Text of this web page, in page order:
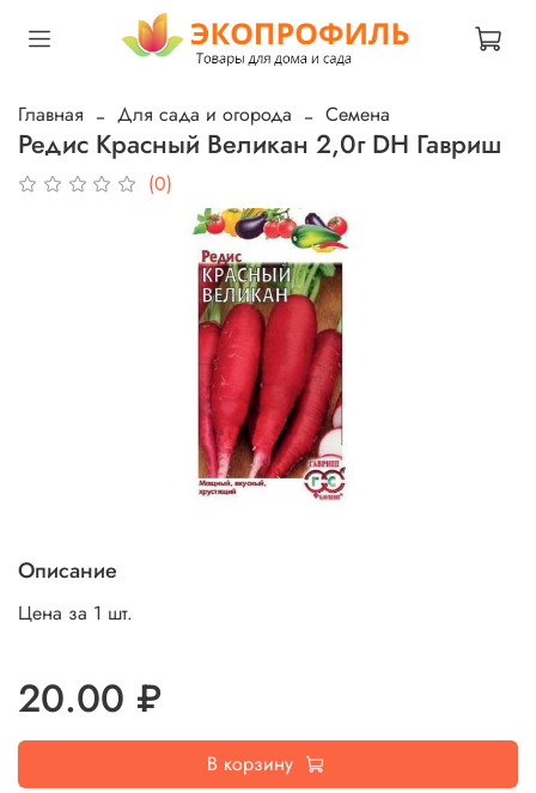
Главная Для сада и огорода Семена
Редис Красный Великан 2,0г DH Гавриш
(0)
Описание
Цена за 1 шт.
20.00 ₽
В корзину